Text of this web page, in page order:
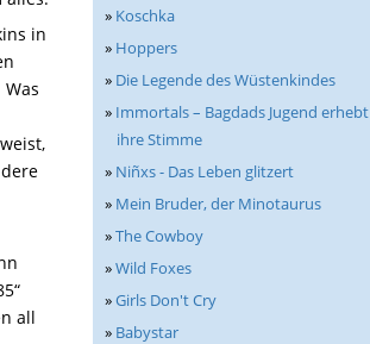
in
all
» Koschka
» Hoppers
» Die Legende des Wüstenkindes
» Immortals – Bagdads Jugend erhebt
ihre Stimme
» Niñxs - Das Leben glitzert
» Mein Bruder, der Minotaurus
»The Cowboy
»Wild Foxes
»Girls Don't Cry
» Babystar